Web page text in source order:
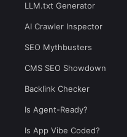
LLM.txt Generator
AI Crawler Inspector
SEO Mythbusters
CMS SEO Showdown
Backlink Checker
Is Agent-Ready?
Is App Vibe Coded?